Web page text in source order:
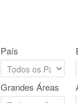
País
Grandes Áreas